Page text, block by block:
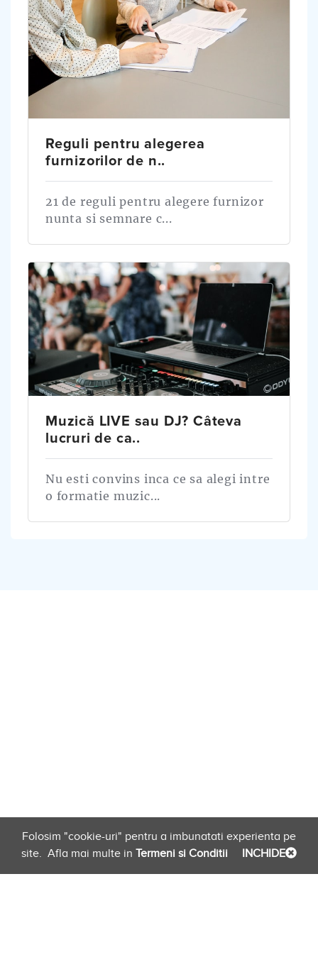
Reguli pentru alegerea
furnizorilor de n..
21 de reguli pentru alegere furnizor
nunta si semnare c...
Muzică LIVE sau DJ? Câteva
lucruri de ca..
Nu esti convins inca ce sa alegi intre
o formatie muzic...
Folosim "cookie-uri" pentru a imbunatati experienta pe
site. Afla mai multe in Termeni si Conditii INCHIDE